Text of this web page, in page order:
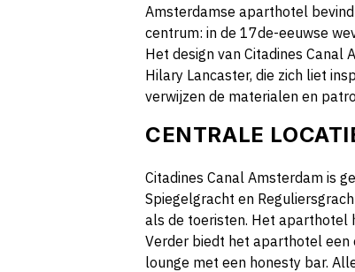
Amsterdamse aparthotel
centrum: in de 17de-eeuwse
Het design van Citadines
Hilary Lancaster, die zich liet
verwijzen de materialen en
CENTRALE
Citadines Canal Amsterdam is
Spiegelgracht en
als de toeristen. Het aparthotel
Verder biedt het aparthotel een
lounge met een honesty bar.